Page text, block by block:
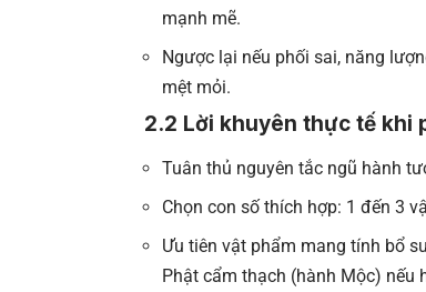
mạnh mẽ.
Ngược lại nếu phối sai, năng
mệt mỏi.
2.2 Lời khuyên thực tế khi
Tuân thủ nguyên tắc ngũ hành
Chọn con số thích hợp: 1 đến 3
Ưu tiên vật phẩm mang tính bổ
Phật cẩm thạch (hành Mộc) nếu